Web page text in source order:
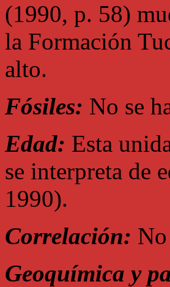
(1990, p. 58)
la Formación
alto.
Fósiles: No se
Edad: Esta
se interpreta de
1990).
Correlación:
Geoquímica y